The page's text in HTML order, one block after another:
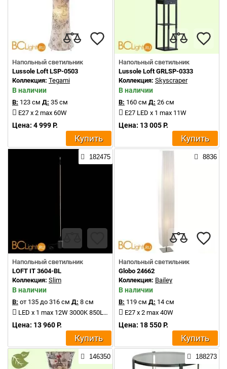
Напольный светильник
Lussole Loft LSP-0503
Коллекция: Tegami
В наличии
В: 123 см Д: 35 см
E27 x 2 max 60W
Цена: 4 999 Р.
Купить
Напольный светильник
Lussole Loft GRLSP-0333
Коллекция: Skyscraper
В наличии
В: 160 см Д: 26 см
E27 LED x 1 max 11W
Цена: 13 005 Р.
Купить
182475
Напольный светильник
LOFT IT 3604-BL
Коллекция: Slim
В наличии
В: от 135 до 316 см Д: 8 см
LED x 1 max 12W 3000K 850Lm
Цена: 13 960 Р.
Купить
8836
Напольный светильник
Globo 24662
Коллекция: Bailey
В наличии
В: 119 см Д: 14 см
E27 x 2 max 40W
Цена: 18 550 Р.
Купить
146350 188273